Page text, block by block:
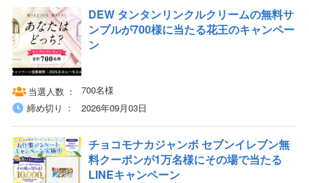
DEW タンタンリンクルクリームの無料サ
ンプルが700様に当たる花王のキャンペー
ン
当選人数
700名様
締め切り
2026年09月03日
チョコモナカジャンボ セブンイレブン無
料クーポンが1万名様にその場で当たる
LINEキャンペーン